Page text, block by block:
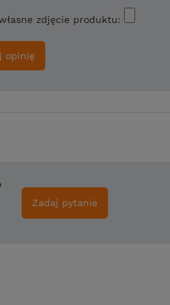
zdjęcie produktu:
opinię
Zadaj pytanie